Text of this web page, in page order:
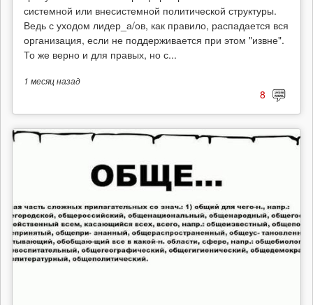
системной или внесистемной политической структуры.
Ведь с уходом лидер_а/ов, как правило, распадается вся
организация, если не поддерживается при этом "извне".
То же верно и для правых, но с...
1 месяцназад
8